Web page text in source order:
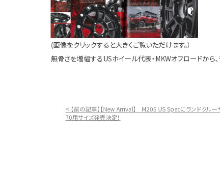
(画像をクリックすると大きくご覧いただけます。）
無骨さを増幅するUSホイール代表・MKWオフロードから
< 【前の記事】【New Arrival】 M205 US Specにランドクル
70用サイズ発売決定！